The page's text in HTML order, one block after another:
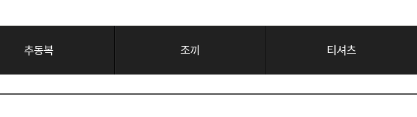
추동복 조끼 티셔츠